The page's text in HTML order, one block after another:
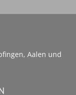
Aalen und